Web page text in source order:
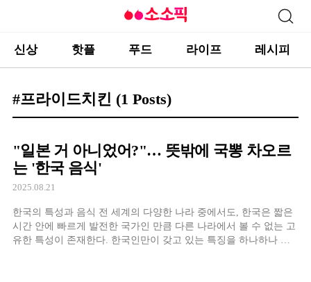
신상 핫플 푸드 라이프 레시피
#프라이드치킨 (1 Posts)
"일본 거 아니었어?"… 뜻밖에 국뽕 차오르
는 '한국 음식'
2025.08.21
한국의 특성과 음식 전 세계의 다양한 나라 중에서도, 한국은 짧은
시간 안에 빠르게 발전한 국가인 만큼 다른 나라에서 볼 수 없는 고
유한 특성이 존재한다. 한국인만이 갖고 있는 특징을 하나하나 꼽